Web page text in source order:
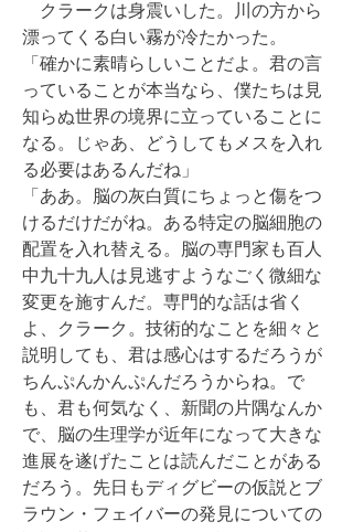
クラークは身震いした。川の方から
漂ってくる白い霧が冷たかった。
「確かに素晴らしいことだよ。君の言
っていることが本当なら、僕たちは見
知らぬ世界の境界に立っていることに
なる。じゃあ、どうしてもメスを入れ
る必要はあるんだね」
「ああ。脳の灰白質にちょっと傷をつ
けるだけだがね。ある特定の脳細胞の
配置を入れ替える。脳の専門家も百人
中九十九人は見逃すようなごく微細な
変更を施すんだ。専門的な話は省く
よ、クラーク。技術的なことを細々と
説明しても、君は感心はするだろうが
ちんぷんかんぷんだろうからね。で
も、君も何気なく、新聞の片隅なんか
で、脳の生理学が近年になって大きな
進展を遂げたことは読んだことがある
だろう。先日もディグビーの仮説とブ
ラウン・フェイバーの発見についての